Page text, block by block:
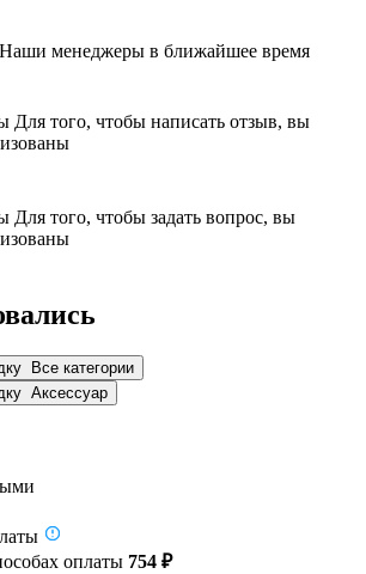
Наши менеджеры в ближайшее время
Для того, чтобы написать отзыв, вы
Для того, чтобы задать вопрос, вы
Все категории
Аксессуар
оплаты 754 ₽